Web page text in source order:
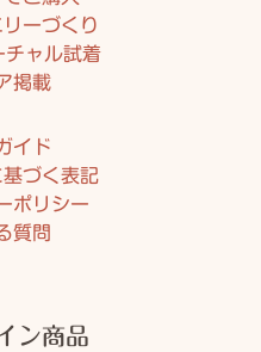
ーづくり
ャル試着
掲載
イド
づく表記
ポリシー
質問
ン商品